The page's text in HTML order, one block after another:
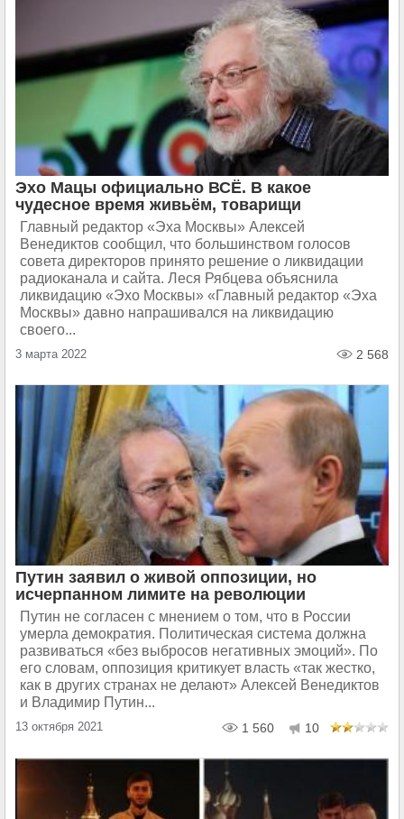
Эхо Мацы официально ВСЁ. В какое
чудесное время живьём, товарищи
Главный редактор «Эха Москвы» Алексей
Венедиктов сообщил, что большинством голосов
совета директоров принято решение о ликвидации
радиоканала и сайта. Леся Рябцева объяснила
ликвидацию «Эхо Москвы» «Главный редактор «Эха
Москвы» давно напрашивался на ликвидацию
своего...
3 марта 2022 2 568
Путин заявил о живой оппозиции, но
исчерпанном лимите на революции
Путин не согласен с мнением о том, что в России
умерла демократия. Политическая система должна
развиваться «без выбросов негативных эмоций». По
его словам, оппозиция критикует власть «так жестко,
как в других странах не делают» Алексей Венедиктов
и Владимир Путин...
13 октября 2021 1 560 10